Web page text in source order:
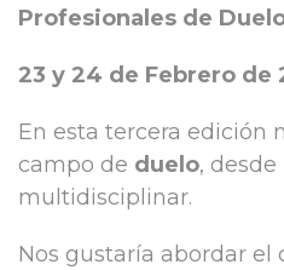
Profesionales de
23 y 24 de Febrero de
En esta tercera edición
campo de duelo,
multidisciplinar.
Nos gustaría abordar el